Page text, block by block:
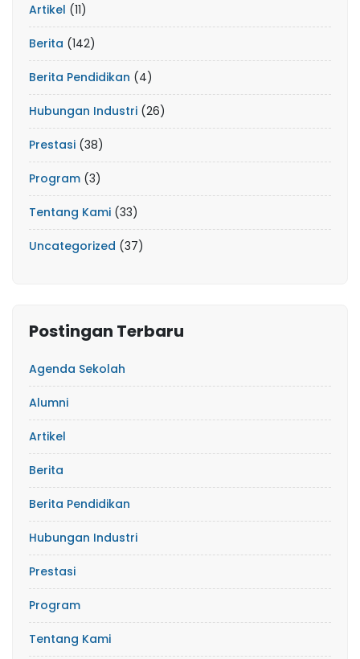
Artikel (11)
Berita (142)
Berita Pendidikan (4)
Hubungan Industri (26)
Prestasi (38)
Program (3)
Tentang Kami (33)
Uncategorized (37)
Postingan Terbaru
Agenda Sekolah
Alumni
Artikel
Berita
Berita Pendidikan
Hubungan Industri
Prestasi
Program
Tentang Kami